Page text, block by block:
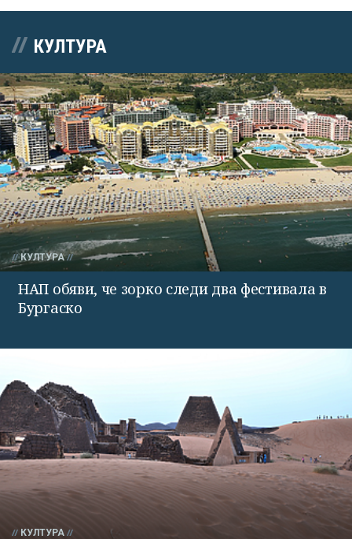
КУЛТУРА
КУЛТУРА
НАП обяви, че зорко следи два фестивала в
Бургаско
КУЛТУРА